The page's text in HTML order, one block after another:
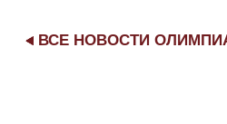
ВСЕ НОВОСТИ